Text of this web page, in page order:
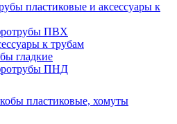
пластиковые и аксессуары к
ПВХ
к трубам
гладкие
ПНД
пластиковые, хомуты